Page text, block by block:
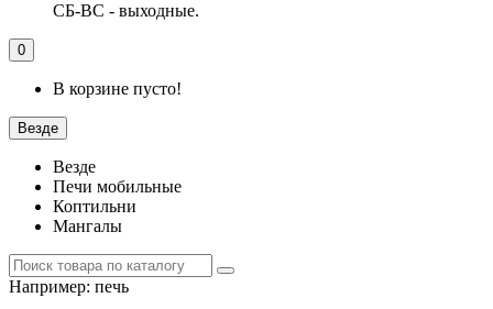
СБ-ВС - выходные.
0
В корзине пусто!
Везде
Везде
Печи мобильные
Коптильни
Мангалы
Например: печь